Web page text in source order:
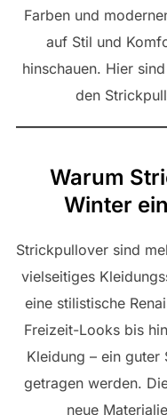
Farben und
auf Stil und
hinschauen. Hier
den
Warum
Winter
Strickpullover sind
vielseitiges
eine stilistische
Freizeit-Looks bis
Kleidung – ein
getragen werden.
neue